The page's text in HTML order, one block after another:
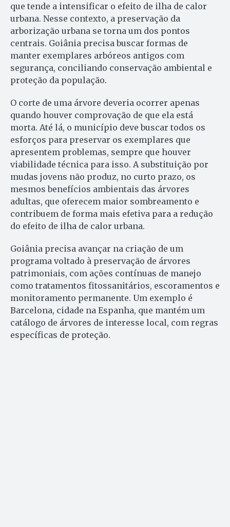
que tende a intensificar o efeito de ilha de calor
urbana. Nesse contexto, a preservação da
arborização urbana se torna um dos pontos
centrais. Goiânia precisa buscar formas de
manter exemplares arbóreos antigos com
segurança, conciliando conservação ambiental e
proteção da população.
O corte de uma árvore deveria ocorrer apenas
quando houver comprovação de que ela está
morta. Até lá, o município deve buscar todos os
esforços para preservar os exemplares que
apresentem problemas, sempre que houver
viabilidade técnica para isso. A substituição por
mudas jovens não produz, no curto prazo, os
mesmos benefícios ambientais das árvores
adultas, que oferecem maior sombreamento e
contribuem de forma mais efetiva para a redução
do efeito de ilha de calor urbana.
Goiânia precisa avançar na criação de um
programa voltado à preservação de árvores
patrimoniais, com ações contínuas de manejo
como tratamentos fitossanitários, escoramentos e
monitoramento permanente. Um exemplo é
Barcelona, cidade na Espanha, que mantém um
catálogo de árvores de interesse local, com regras
específicas de proteção.